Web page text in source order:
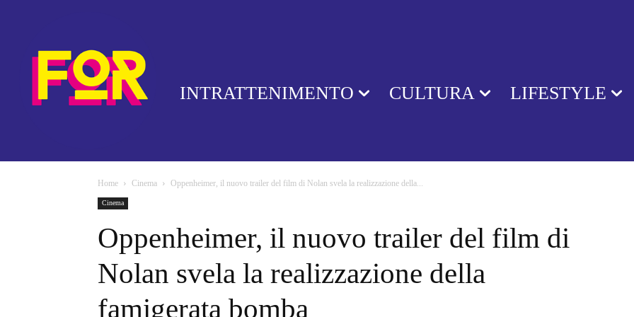
INTRATTENIMENTO CULTURA LIFESTYLE
Home Cinema Oppenheimer, il nuovo trailer del film di Nolan svela la realizzazione della...
Cinema
Oppenheimer, il nuovo trailer del film di
Nolan svela la realizzazione della
famigerata bomba